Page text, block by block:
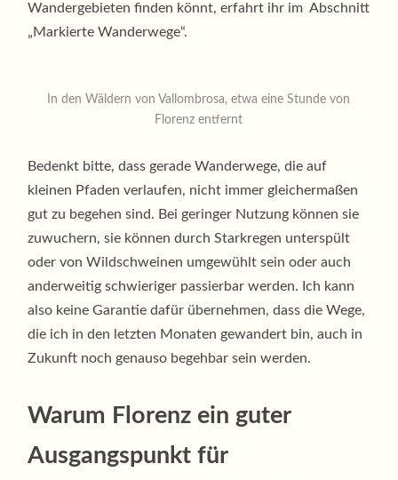
Wandergebieten finden könnt, erfahrt ihr im Abschnitt
„Markierte Wanderwege“.
In den Wäldern von Vallombrosa, etwa eine Stunde von
Florenz entfernt
Bedenkt bitte, dass gerade Wanderwege, die auf
kleinen Pfaden verlaufen, nicht immer gleichermaßen
gut zu begehen sind. Bei geringer Nutzung können sie
zuwuchern, sie können durch Starkregen unterspült
oder von Wildschweinen umgewühlt sein oder auch
anderweitig schwieriger passierbar werden. Ich kann
also keine Garantie dafür übernehmen, dass die Wege,
die ich in den letzten Monaten gewandert bin, auch in
Zukunft noch genauso begehbar sein werden.
Warum Florenz ein guter
Ausgangspunkt für